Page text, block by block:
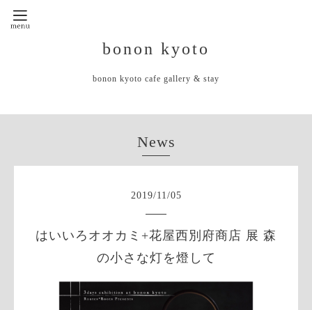
bonon kyoto
bonon kyoto cafe gallery & stay
News
2019/11/05
はいいろオオカミ+花屋西別府商店 展 森
の小さな灯を燈して